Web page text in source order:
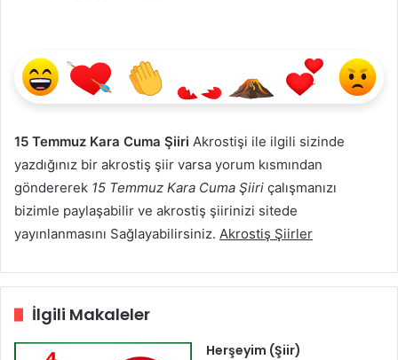
15 Temmuz Kara Cuma Şiiri Akrostişi ile ilgili sizinde
yazdığınız bir akrostiş şiir varsa yorum kısmından
göndererek 15 Temmuz Kara Cuma Şiiri çalışmanızı
bizimle paylaşabilir ve akrostiş şiirinizi sitede
yayınlanmasını Sağlayabilirsiniz. Akrostiş Şiirler
İlgili Makaleler
Herşeyim (Şiir)